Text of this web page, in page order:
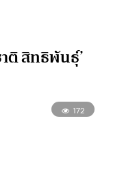
ติ สิทธิพันธุ์’
172